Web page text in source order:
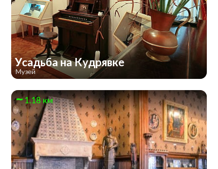
Усадьба на Кудрявке
Музей
1.18 км